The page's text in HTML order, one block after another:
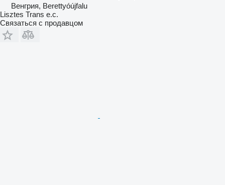
Венгрия, Berettyóújfalu
Lisztes Trans e.c.
Связаться с продавцом